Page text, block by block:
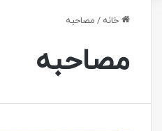
خانه / مصاحبه
مصاحبه